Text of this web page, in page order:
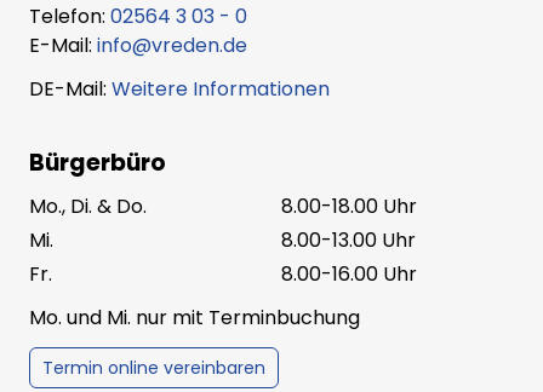
Telefon: 02564 3 03 - 0
E-Mail: info@vreden.de
DE-Mail: Weitere Informationen
Bürgerbüro
Mo., Di. & Do.
8.00-18.00 Uhr
Mi.
8.00-13.00 Uhr
Fr.
8.00-16.00 Uhr
Mo. und Mi. nur mit Terminbuchung
Termin online vereinbaren